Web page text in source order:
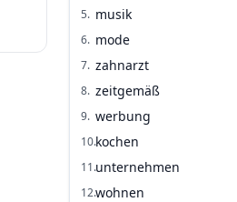
5. musik
6. mode
7. zahnarzt
8. zeitgemäß
9. werbung
10.kochen
11.unternehmen
12.wohnen